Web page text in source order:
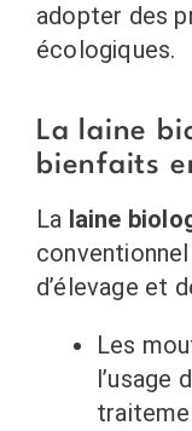
adopter des
écologiques.
La laine
bienfaits
La laine
d’élevage et
Les
l’usage